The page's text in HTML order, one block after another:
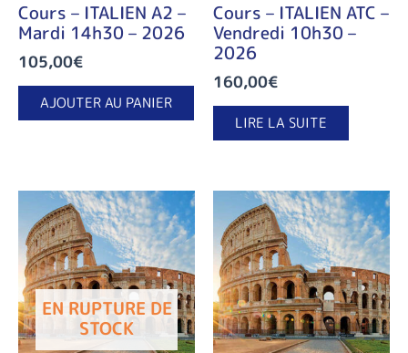
Cours – ITALIEN A2 –
Mardi 14h30 – 2026
105,00€
AJOUTER AU PANIER
Cours – ITALIEN ATC –
Vendredi 10h30 –
2026
160,00€
LIRE LA SUITE
EN RUPTURE DE
STOCK